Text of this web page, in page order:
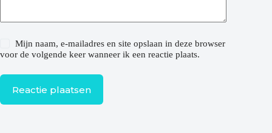
Mijn naam, e-mailadres en site opslaan in deze browser
voor de volgende keer wanneer ik een reactie plaats.
Reactie plaatsen